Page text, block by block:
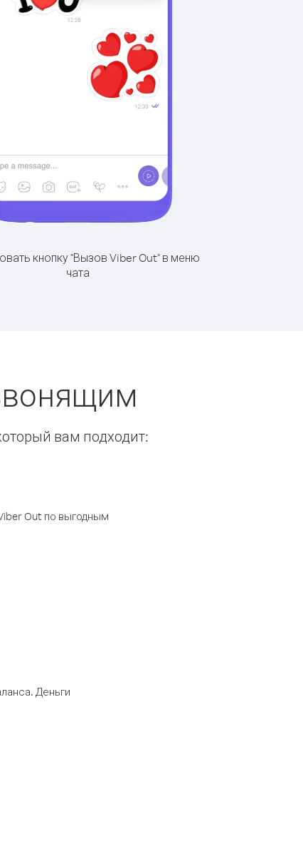
кнопку "Вызов Viber Out" в меню
чата
вам подходит:
Out по выгодным
Деньги